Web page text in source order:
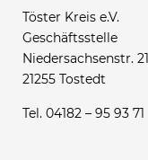
Töster Kreis e.V.
Geschäftsstelle
Niedersachsenstr. 21
21255 Tostedt
Tel. 04182 – 95 93 71